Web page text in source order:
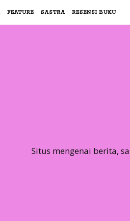
FEATURE SASTRA RESENSI BUKU
Situs mengenai berita,